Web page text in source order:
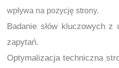
wpływa na pozycję strony.
Badanie słów kluczowych z
zapytań.
Optymalizacja techniczna